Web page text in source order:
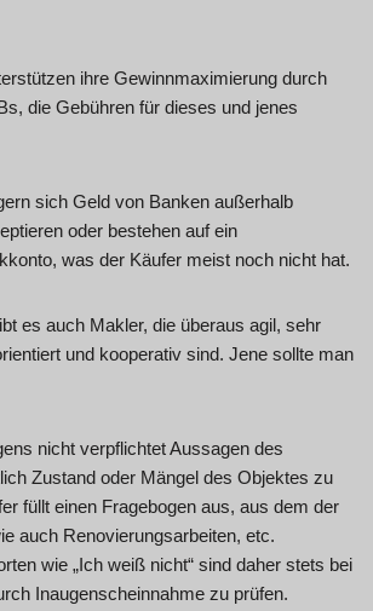
ihre Gewinnmaximierung durch
die Gebühren für dieses und jenes
sich Geld von Banken außerhalb
oder bestehen auf ein
was der Käufer meist noch nicht hat.
es auch Makler, die überaus agil, sehr
und kooperativ sind. Jene sollte man
nicht verpflichtet Aussagen des
Zustand oder Mängel des Objektes zu
füllt einen Fragebogen aus, aus dem der
auch Renovierungsarbeiten, etc.
wie „Ich weiß nicht“ sind daher stets bei
Inaugenscheinnahme zu prüfen.